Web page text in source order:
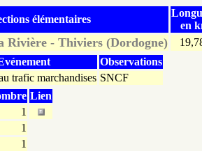
élémentaires
en
Rivière - Thiviers (Dordogne)
Observations
trafic marchandises SNCF
Lien
1
1
1